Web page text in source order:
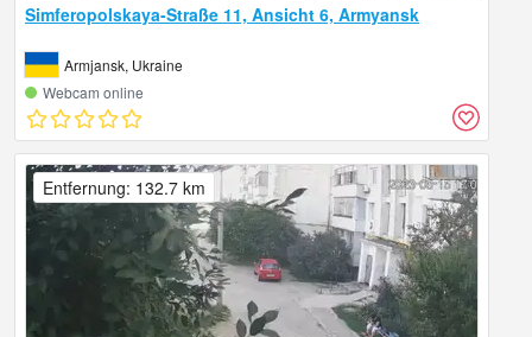
Simferopolskaya-Straße 11, Ansicht 6, Armyansk
Armjansk, Ukraine
Webcam online
Entfernung: 132.7 km